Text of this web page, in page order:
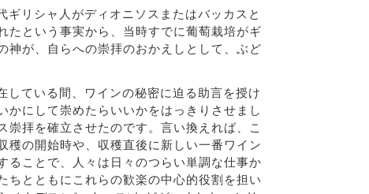
リシャ人がディオニソスまたはバッカスと
たという事実から、当時すでに葡萄栽培がギ
神が、自らへの崇拝のおかえしとして、ぶど
ている間、ワインの秘密に迫る助言を授け
かにして崇めたらいいかをはっきりさせまし
拝を確立させたのです。言い換えれば、こ
穫の開始時や、収穫直後に新しい一番ワイン
ることで、人々は日々のつらい単調な仕事か
ちとともにこれらの歓楽の中心的役割を担い